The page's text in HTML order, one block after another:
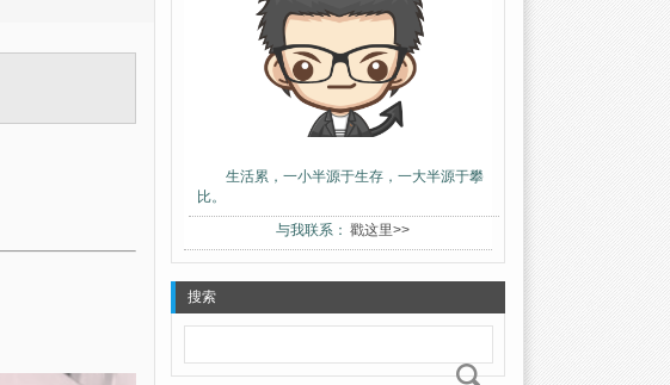
生活累，一小半源于生存，一大半源于攀
比。
与我联系： 戳这里>>
搜索